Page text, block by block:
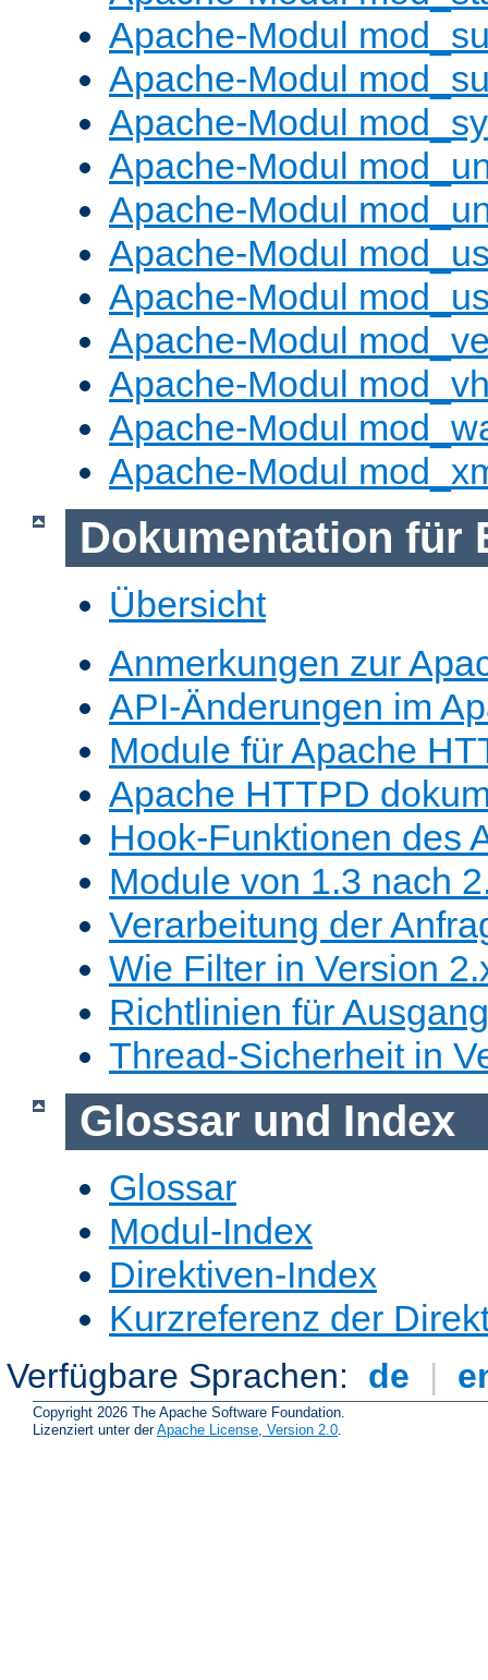
Apache-Modul
Apache-Modul
Apache-Modul
Apache-Modul
Apache-Modul
Apache-Modul
Apache-Modul
Apache-Modul
Apache-Modul
Apache-Modul
Apache-Modul
Dokumentation für
Übersicht
Anmerkungen zur
API-Änderungen im
Module für Apache
Apache HTTPD
Hook-Funktionen des
Module von 1.3 nach
Verarbeitung der
Wie Filter in Version
Richtlinien für
Thread-Sicherheit in
Glossar und Index
Glossar
Modul-Index
Direktiven-Index
Kurzreferenz der
Verfügbare Sprachen: de |
Copyright 2026 The Apache Software Foundation.
Lizenziert unter derApache License, Version 2.0.